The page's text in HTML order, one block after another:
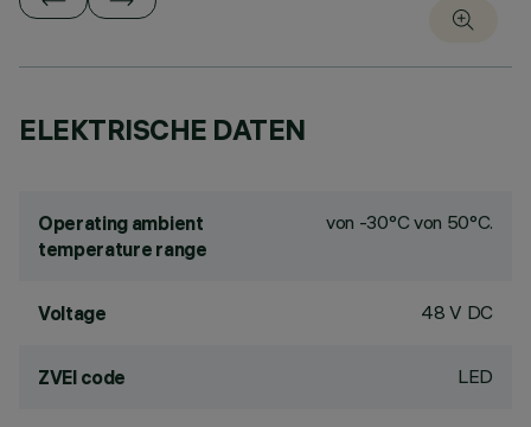
ELEKTRISCHE DATEN
Operating ambient
temperature range
von -30°C von 50°C.
Voltage 48 V DC
ZVEI code LED